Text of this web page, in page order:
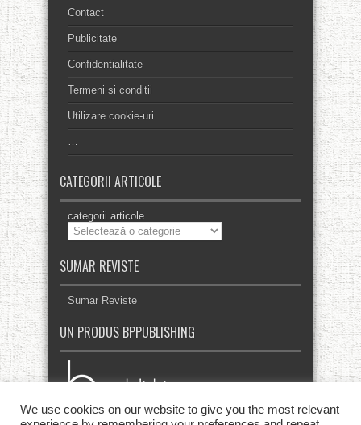
Contact
Publicitate
Confidentialitate
Termeni si conditii
Utilizare cookie-uri
…
CATEGORII ARTICOLE
categorii articole
SUMAR REVISTE
Sumar Reviste
UN PRODUS BPPUBLISHING
We use cookies on our website to give you the most relevant